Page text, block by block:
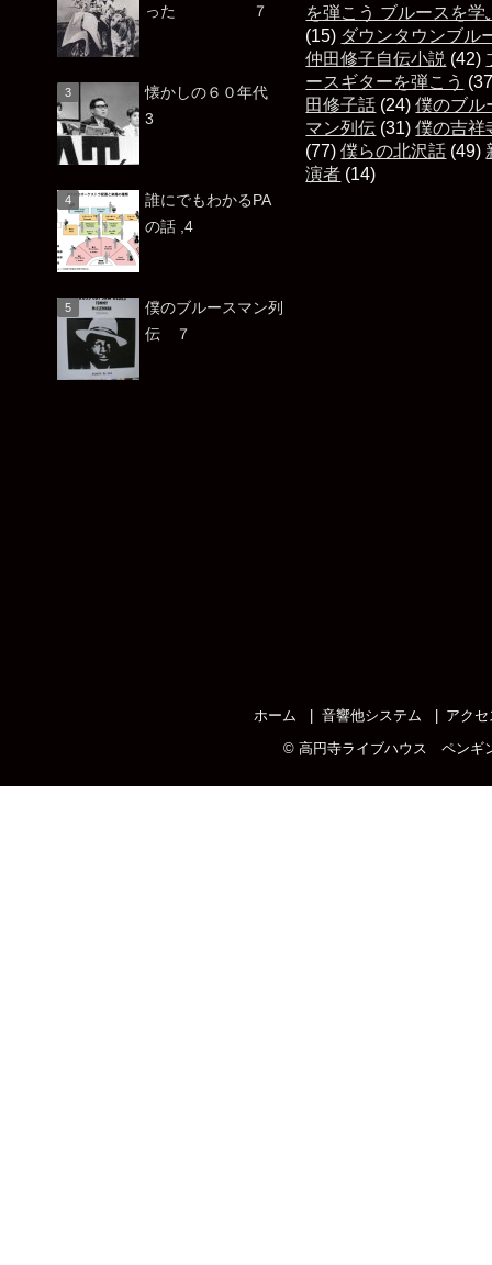
った ７
懐かしの６０年代
3
誰にでもわかるPA
の話 ,4
僕のブルースマン列
伝 ７
を弾こう ブルースを学
(15) ダウンタウンブル
仲田修子自伝小説 (42)
ースギターを弾こう
田修子話 (24)僕のブル
マン列伝 (31)僕の吉祥
(77)僕らの北沢話 (49)
演者 (14)
ホーム 音響他システム
アクセ
© 高円寺ライブハウス ペンギ